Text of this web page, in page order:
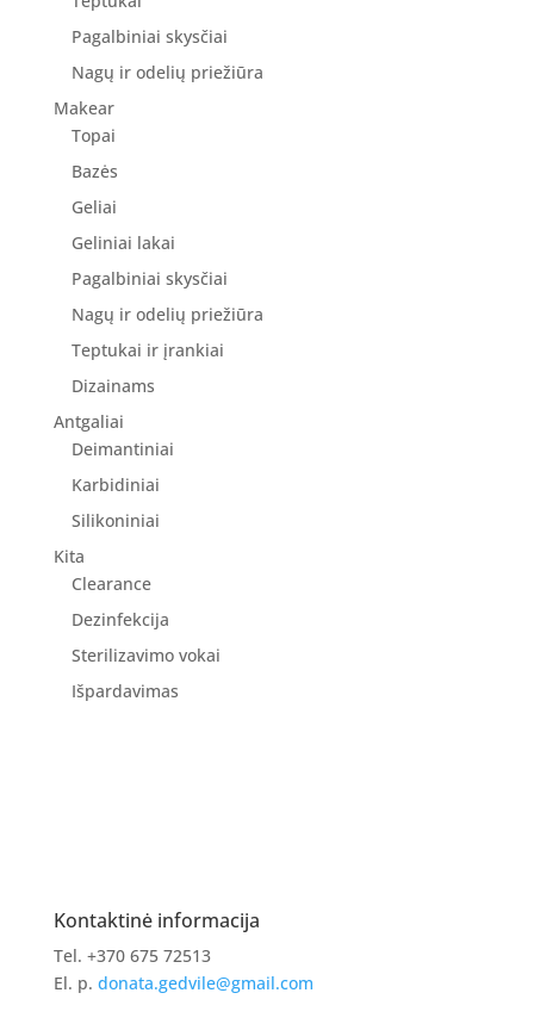
Pagalbiniai skysčiai
Nagų ir odelių priežiūra
Makear
Topai
Bazės
Geliai
Geliniai lakai
Pagalbiniai skysčiai
Nagų ir odelių priežiūra
Teptukai ir įrankiai
Dizainams
Antgaliai
Deimantiniai
Karbidiniai
Silikoniniai
Kita
Clearance
Dezinfekcija
Sterilizavimo vokai
Išpardavimas
Kontaktinė informacija
Tel. +370 675 72513
El. p. donata.gedvile@gmail.com